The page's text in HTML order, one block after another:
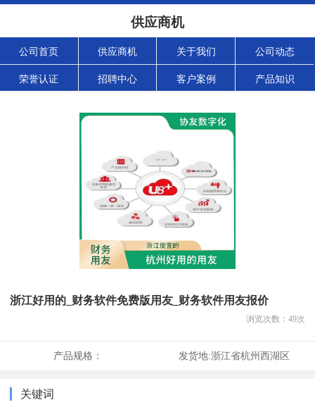
供应商机
公司首页 供应商机 关于我们 公司动态
荣誉认证 招聘中心 客户案例 产品知识
浙江好用的_财务软件免费版用友_财务软件用友报价
浏览次数： 49次
产品规格： 发货地:浙江省杭州西湖区
关键词